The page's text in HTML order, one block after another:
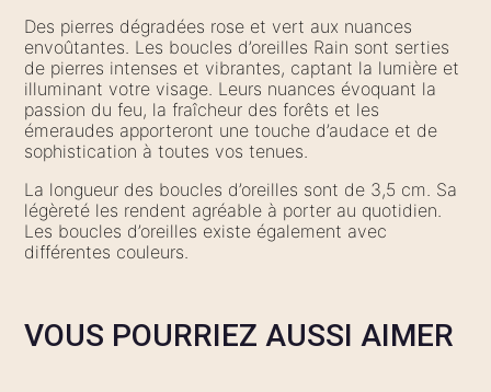
Des pierres dégradées rose et vert aux nuances
envoûtantes. Les boucles d’oreilles Rain sont serties
de pierres intenses et vibrantes, captant la lumière et
illuminant votre visage. Leurs nuances évoquant la
passion du feu, la fraîcheur des forêts et les
émeraudes apporteront une touche d’audace et de
sophistication à toutes vos tenues.
La longueur des boucles d’oreilles sont de 3,5 cm. Sa
légèreté les rendent agréable à porter au quotidien.
Les boucles d’oreilles existe également avec
différentes couleurs.
VOUS POURRIEZ AUSSI AIMER